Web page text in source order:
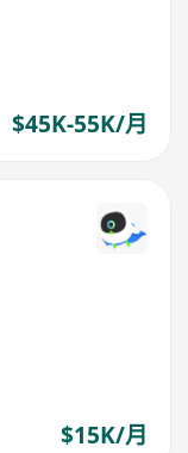
$45K-55K/月
$15K/月